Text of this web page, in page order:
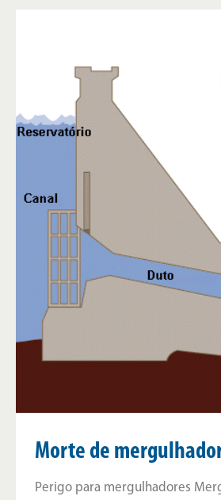
Morte de
Perigo para mergulhadores